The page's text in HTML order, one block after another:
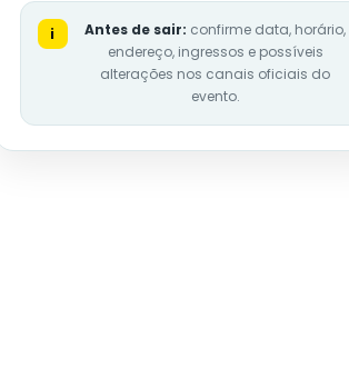
i Antes de sair: confirme data, horário,
endereço, ingressos e possíveis
alterações nos canais oficiais do
evento.